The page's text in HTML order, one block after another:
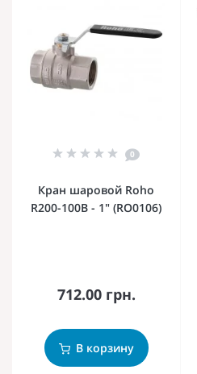
0
Кран шаровой Roho
R200-100B - 1" (RO0106)
712.00 грн.
В корзину